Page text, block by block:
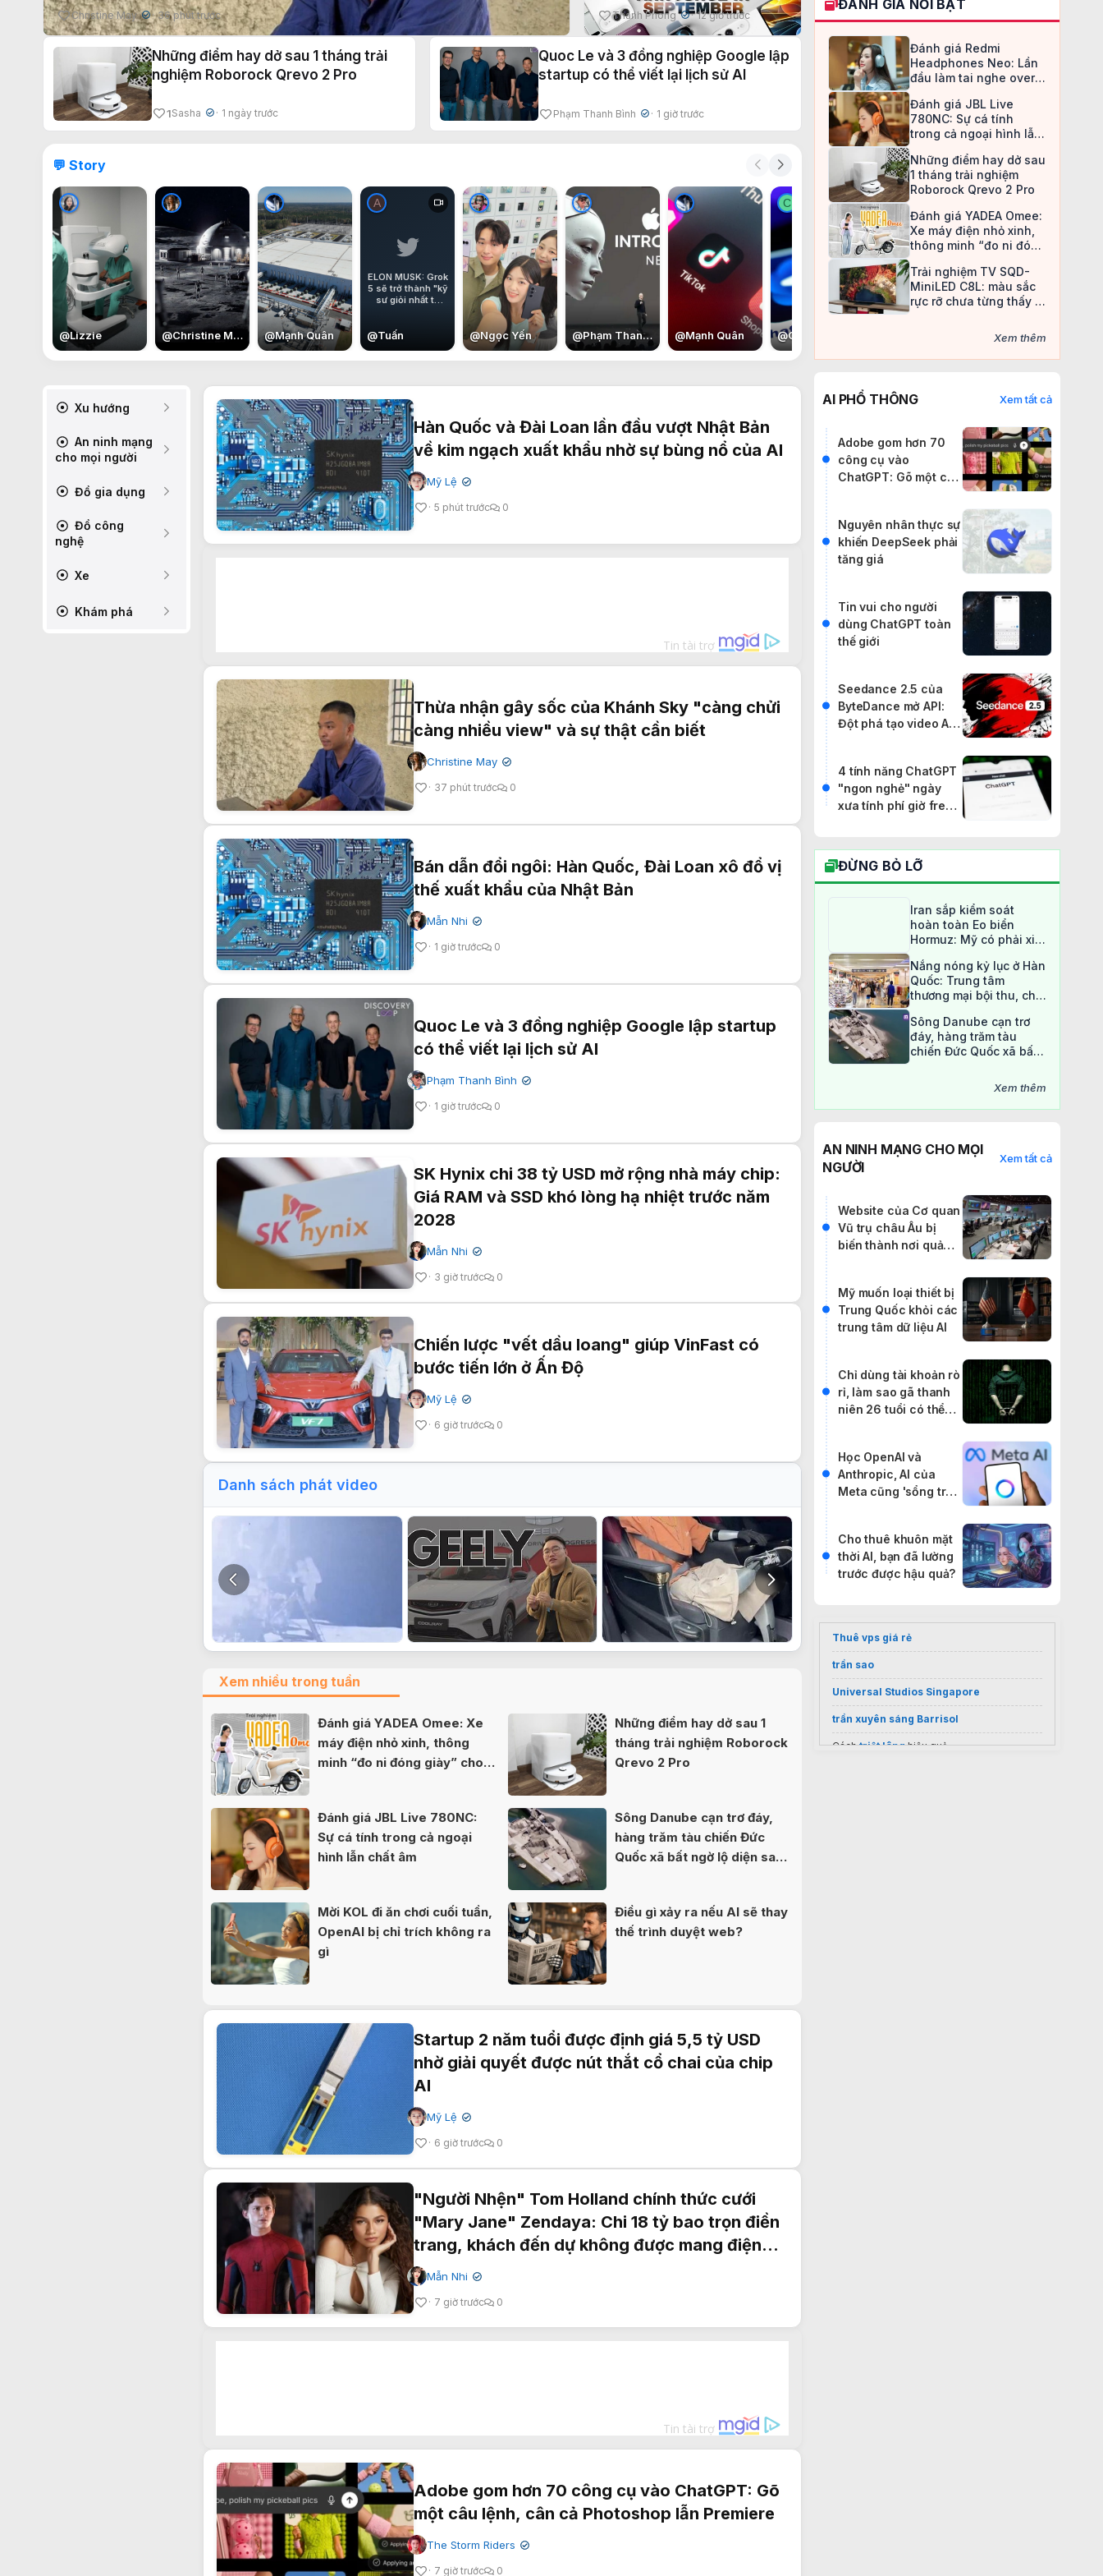
Xu hướng
An ninh mạng
cho mọi người
Đồ gia dụng
Đồ công
nghệ
Xe
Khám phá
Christine May ✔ 36 phút trước
9 Thanh Phong ✔ 12 giờ trước
Những điểm hay dở sau 1 tháng trải
nghiệm Roborock Qrevo 2 Pro
1Sasha ✔ 1 ngày trước
Quoc Le và 3 đồng nghiệp Google lập
startup có thể viết lại lịch sử AI
Phạm Thanh Bình ✔ 1 giờ trước
💬 Story
@Lizzie @Christine May @Mạnh Quân
ELON MUSK: Grok
5 sẽ trở thành "kỹ
sư giỏi nhất từ
A
@Tuấn @Ngọc Yến @Phạm Thanh Bình @Mạnh Quân
C
@Con voi còi Christine May
Hàn Quốc và Đài Loan lần đầu vượt Nhật Bản
về kim ngạch xuất khẩu nhờ sự bùng nổ của AI
Mỹ Lệ ✔
5 phút trước 0
Thừa nhận gây sốc của Khánh Sky "càng chửi
càng nhiều view" và sự thật cần biết
Christine May ✔
37 phút trước 0
Bán dẫn đổi ngôi: Hàn Quốc, Đài Loan xô đổ vị
thế xuất khẩu của Nhật Bản
Mẫn Nhi ✔
1 giờ trước 0
Quoc Le và 3 đồng nghiệp Google lập startup
có thể viết lại lịch sử AI
Phạm Thanh Bình ✔
1 giờ trước 0
SK Hynix chi 38 tỷ USD mở rộng nhà máy chip:
Giá RAM và SSD khó lòng hạ nhiệt trước năm
2028
Mẫn Nhi ✔
3 giờ trước 0
Chiến lược "vết dầu loang" giúp VinFast có
bước tiến lớn ở Ấn Độ
Mỹ Lệ ✔
6 giờ trước 0
Danh sách phát video
Xem nhiều trong tuần
Đánh giá YADEA Omee: Xe
máy điện nhỏ xinh, thông
minh “đo ni đóng giày” cho
Những điểm hay dở sau 1
tháng trải nghiệm Roborock
Qrevo 2 Pro
Đánh giá JBL Live 780NC:
Sự cá tính trong cả ngoại
hình lẫn chất âm
Sông Danube cạn trơ đáy,
hàng trăm tàu chiến Đức
Quốc xã bất ngờ lộ diện sau
Mời KOL đi ăn chơi cuối tuần,
OpenAI bị chỉ trích không ra
gì
Điều gì xảy ra nếu AI sẽ thay
thế trình duyệt web?
Startup 2 năm tuổi được định giá 5,5 tỷ USD
nhờ giải quyết được nút thắt cổ chai của chip
AI
Mỹ Lệ ✔
6 giờ trước 0
"Người Nhện" Tom Holland chính thức cưới
"Mary Jane" Zendaya: Chi 18 tỷ bao trọn điền
trang, khách đến dự không được mang điện
thoại
Mẫn Nhi ✔
7 giờ trước 0
Adobe gom hơn 70 công cụ vào ChatGPT: Gõ
một câu lệnh, cân cả Photoshop lẫn Premiere
The Storm Riders ✔
7 giờ trước 0
ĐÁNH GIÁ NỔI BẬT
Đánh giá Redmi
Headphones Neo: Lần
đầu làm tai nghe over-
an toàn
Đánh giá JBL Live
780NC: Sự cá tính
trong cả ngoại hình lẫn
Những điểm hay dở sau
1 tháng trải nghiệm
Roborock Qrevo 2 Pro
Đánh giá YADEA Omee:
Xe máy điện nhỏ xinh,
thông minh “đo ni đóng
Trải nghiệm TV SQD-
MiniLED C8L: màu sắc
rực rỡ chưa từng thấy ở
Xem thêm
AI PHỔ THÔNG Xem tất cả
Adobe gom hơn 70
công cụ vào
ChatGPT: Gõ một câu
Premiere
Nguyên nhân thực sự
khiến DeepSeek phải
tăng giá
Tin vui cho người
dùng ChatGPT toàn
thế giới
Seedance 2.5 của
ByteDance mở API:
Đột phá tạo video AI
4 tính năng ChatGPT
"ngon nghẻ" ngày
xưa tính phí giờ free
ĐỪNG BỎ LỠ
Iran sắp kiểm soát
hoàn toàn Eo biển
Hormuz: Mỹ có phải xin
Nắng nóng kỷ lục ở Hàn
Quốc: Trung tâm
thương mại bội thu, chợ
Sông Danube cạn trơ
đáy, hàng trăm tàu
chiến Đức Quốc xã bất
Xem thêm
AN NINH MẠNG CHO MỌI
NGƯỜI
Xem tất cả
Website của Cơ quan
Vũ trụ châu Âu bị
biến thành nơi quảng
Mỹ muốn loại thiết bị
Trung Quốc khỏi các
trung tâm dữ liệu AI
Chỉ dùng tài khoản rò
rỉ, làm sao gã thanh
niên 26 tuổi có thể
Học OpenAI và
Anthropic, AI của
Meta cũng 'sổng trại'
Cho thuê khuôn mặt
thời AI, bạn đã lường
trước được hậu quả?
Thuê vps giá rẻ
trần sao
Universal Studios Singapore
trần xuyên sáng Barrisol
Cáchtriệt lônghiệu quả